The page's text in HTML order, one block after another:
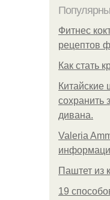
Фитнес
рецептов
Как стать
Китайские
сохранить
дивана.
Valeria
Паштет из
19